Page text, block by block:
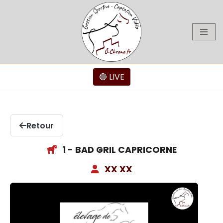
🔴 LIVE
Retour
1 - BAD GRIL CAPRICORNE
XX XX